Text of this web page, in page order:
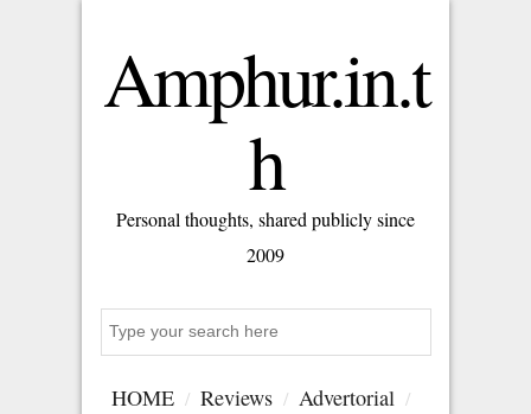
Amphur.in.t
h
Personal thoughts, shared publicly since
2009
e
HOME Reviews
Advertorial